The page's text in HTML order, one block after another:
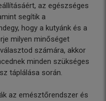
az egészséges
segítik a
hogy a kutyánk és a
milyen minőséget
számára, akkor
minden szükséges
táplálása során.
az emésztőrendszer és